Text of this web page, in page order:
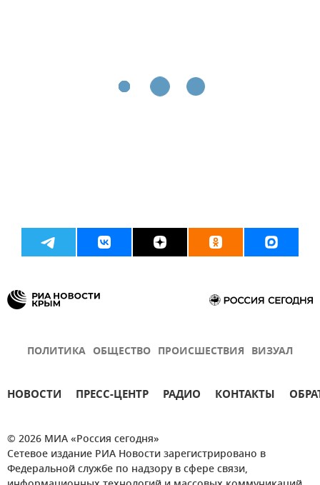
ПОЛИТИКА ОБЩЕСТВО ПРОИСШЕСТВИЯ ВИЗУАЛ
НОВОСТИ ПРЕСС-ЦЕНТР РАДИО КОНТАКТЫ
© 2026 МИА «Россия сегодня»
Сетевое издание РИА Новости зарегистрировано в
Федеральной службе по надзору в сфере связи,